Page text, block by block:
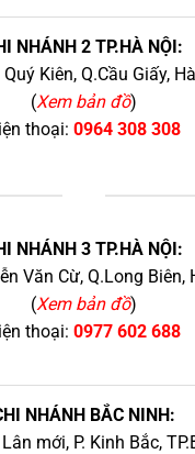
NHÁNH 2 TP.HÀ NỘI:
Kiên, Q.Cầu Giấy,
(Xem bản đồ)
thoại: 0964 308 308
NHÁNH 3 TP.HÀ NỘI:
Văn Cừ, Q.Long Biên,
(Xem bản đồ)
thoại: 0977 602 688
NHÁNH BẮC NINH:
mới, P. Kinh Bắc,